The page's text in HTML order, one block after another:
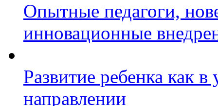
Опытные педагоги,
инновационные
Развитие ребенка как
направлении